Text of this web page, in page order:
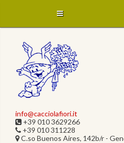
info@cacciolafiori.it
+39 010 3629266
+39 010 311228
C.so Buenos Aires, 142b/r -